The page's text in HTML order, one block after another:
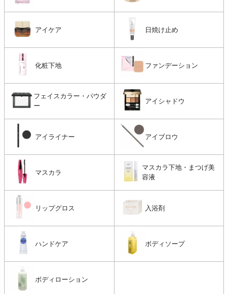
アイケア 日焼け止め
化粧下地 ファンデーション
フェイスカラー・パウダ
ー
アイシャドウ
アイライナー アイブロウ
マスカラ
マスカラ下地・まつげ美
容液
リップグロス 入浴剤
ハンドケア ボディソープ
ボディローション